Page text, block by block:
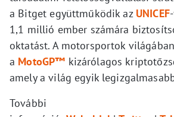
a Bitget együttműködik az UNICEF
1,1 millió ember számára
oktatást. A motorsportok
a MotoGP™ kizárólagos
amely a világ egyik
További